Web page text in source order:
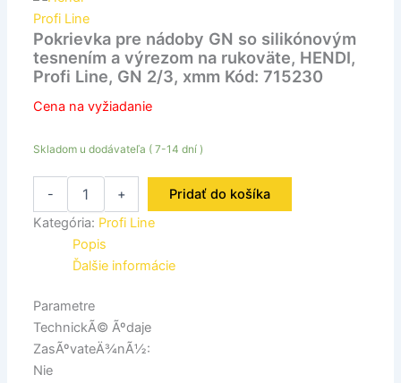
Profi Line
Pokrievka pre nádoby GN so silikónovým
tesnením a výrezom na rukoväte, HENDI,
Profi Line, GN 2/3, xmm Kód: 715230
Cena na vyžiadanie
Skladom u dodávateľa ( 7-14 dní )
- +
Pridať do košíka
Kategória: Profi Line
Popis
Ďalšie informácie
Parametre
TechnickÃ© Ãºdaje
ZasÃºvateÄ¾nÃ½:
Nie